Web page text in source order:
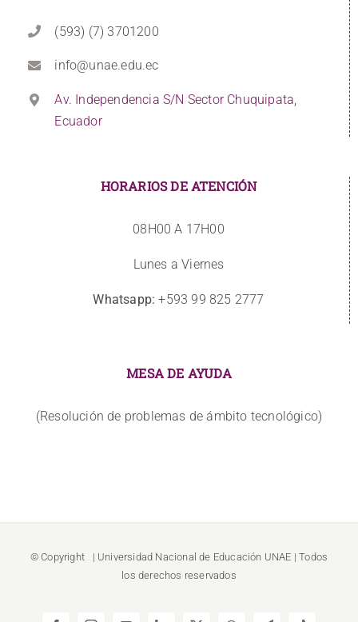
(593) (7) 3701200
info@unae.edu.ec
Av. Independencia S/N Sector Chuquipata,
Ecuador
HORARIOS DE ATENCIÓN
08H00 A 17H00
Lunes a Viernes
Whatsapp: +593 99 825 2777
MESA DE AYUDA
(Resolución de problemas de ámbito tecnológico)
© Copyright | Universidad Nacional de Educación UNAE | Todos
los derechos reservados